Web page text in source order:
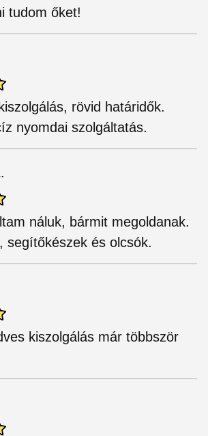
tudom őket!
rövid határidők.
nyomdai szolgáltatás.
náluk, bármit megoldanak.
segítőkészek és olcsók.
kiszolgálás már többször